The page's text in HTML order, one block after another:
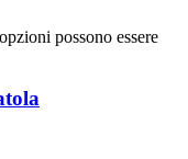
possono essere